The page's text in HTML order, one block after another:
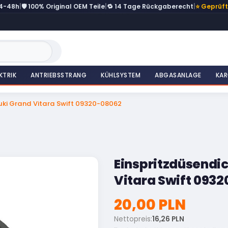
48h 🛡️ 100% Original OEM Teile 🔁 14 Tage Rückgaberecht ⭐
ANTRIEBSSTRANG KÜHLSYSTEM ABGASANLAGE
Grand Vitara Swift 09320-08062
Vitara Swift
20,00 PLN
Nettopreis:16,26 PLN